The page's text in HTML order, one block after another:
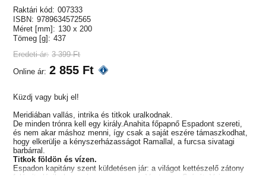
Raktári kód: 007333
ISBN: 9789634572565
Méret [mm]: 130 x 200
Tömeg [g]: 437
Eredeti ár: 3 399 Ft
Online ár: 2 855 Ft
Küzdj vagy bukj el!
Meridiában vallás, intrika és titkok uralkodnak.
De minden trónra kell egy király.Anahita főpapnő Espadont szereti,
és nem akar máshoz menni, így csak a saját eszére támaszkodhat,
hogy elkerülje a kényszerházasságot Ramallal, a furcsa sivatagi
barbárral.
Titkok földön és vízen.
Espadon kapitány szent küldetésen jár: a világot kettészelő zátony
felé vitorlázik, hogy visszaszerezze a Vastorony Szívét. Vajon